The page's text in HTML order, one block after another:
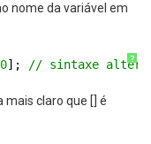
nome da variável em
?
]; // sintaxe
mais claro que [] é